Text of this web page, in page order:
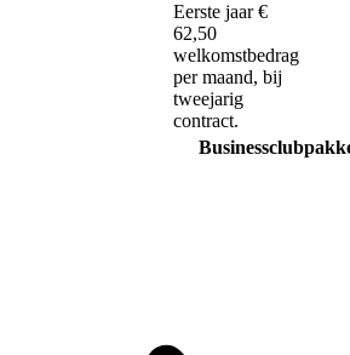
Eerste jaar €
62,50
welkomstbedrag
per maand, bij
tweejarig
contract.